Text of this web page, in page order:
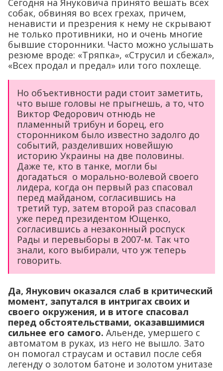
собак, обвиняя во всех грехах, причем,
ненависти и презрения к нему не скрывают
не только противники, но и очень многие
бывшие сторонники. Часто можно услышать
резюме вроде: «Тряпка», «Струсил и сбежал»,
«Всех продал и предал» или того похлеще.
Но объективности ради стоит заметить,
что выше головы не прыгнешь, а то, что
Виктор Федорович отнюдь не
пламенный трибун и борец, его
сторонником было известно задолго до
событий, разделивших новейшую
историю Украины на две половины.
Даже те, кто в танке, могли бы
догадаться о морально-волевой своего
лидера, когда он первый раз спасовал
перед майданом, согласившись на
третий тур, затем второй раз спасовал
уже перед президентом Ющенко,
согласившись а незаконный роспуск
Рады и перевыборы в 2007-м. Так что
знали, кого выбирали, что уж теперь
говорить.
Да, Янукович оказался слаб в критический
момент, запутался в интригах своих и
своего окружения, и в итоге спасовал
перед обстоятельствами, оказавшимися
сильнее его самого. Альенде, умершего с
автоматом в руках, из него не вышло. Зато
он помогал страусам и оставил после себя
легенду о золотом батоне и золотом унитазе